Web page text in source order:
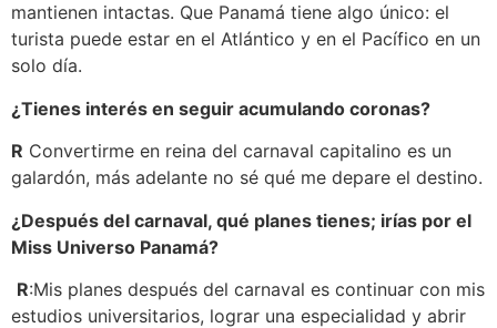
mantienen intactas. Que Panamá tiene algo único: el
turista puede estar en el Atlántico y en el Pacífico en un
solo día.
¿Tienes interés en seguir acumulando coronas?
R Convertirme en reina del carnaval capitalino es un
galardón, más adelante no sé qué me depare el destino.
¿Después del carnaval, qué planes tienes; irías por el
Miss Universo Panamá?
R:Mis planes después del carnaval es continuar con mis
estudios universitarios, lograr una especialidad y abrir